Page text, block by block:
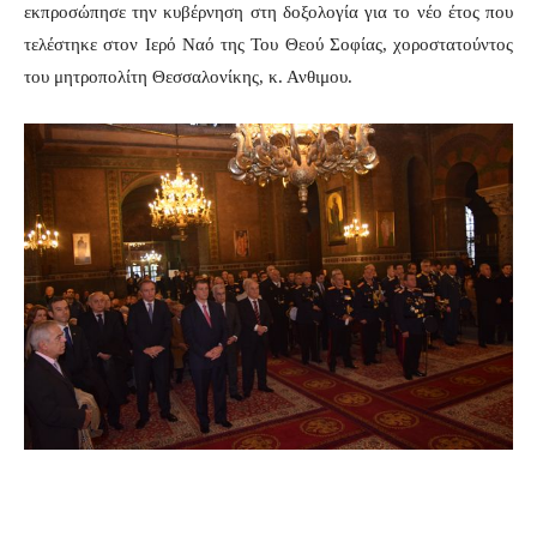
εκπροσώπησε την κυβέρνηση στη δοξολογία για το νέο έτος που
τελέστηκε στον Ιερό Ναό της Του Θεού Σοφίας, χοροστατούντος
του μητροπολίτη Θεσσαλονίκης, κ. Ανθιμου.